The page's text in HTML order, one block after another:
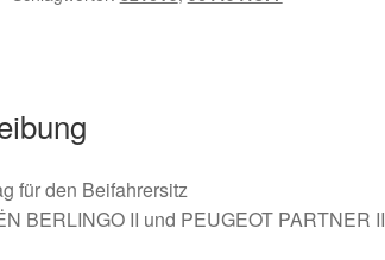
für den Beifahrersitz
BERLINGO II und PEUGEOT PARTNER II